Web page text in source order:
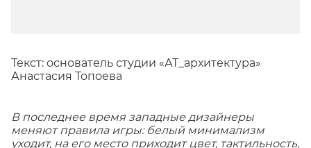
Текст: основатель студии «АТ_архитектура»
Анастасия Топоева
В последнее время западные дизайнеры
меняют правила игры: белый минимализм
уходит, на его место приходит цвет, тактильность,